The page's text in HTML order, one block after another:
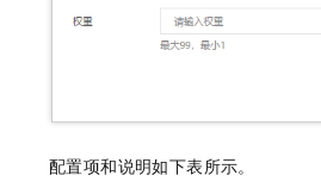
配置项和说明如下表所示。